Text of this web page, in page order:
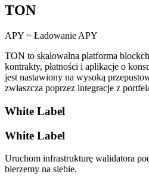
TON
APY ~ Ładowanie APY
TON to skalowalna platforma
kontrakty, płatności i aplikacje o
jest nastawiony na wysoką
zwłaszcza poprzez integracje z
White Label
White Label
Uruchom infrastrukturę walidatora
bierzemy na siebie.